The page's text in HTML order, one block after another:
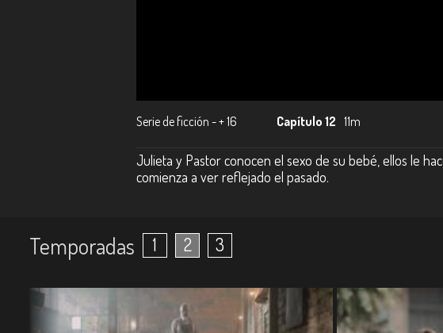
Serie de ficción - + 16 Capítulo 12 11m
Julieta y Pastor conocen el sexo de su bebé, ellos le
comienza a ver reflejado el pasado.
Temporadas 1 2 3